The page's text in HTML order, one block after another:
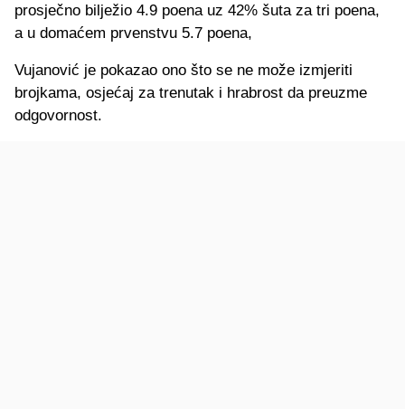
prosječno bilježio 4.9 poena uz 42% šuta za tri poena,
a u domaćem prvenstvu 5.7 poena,
Vujanović je pokazao ono što se ne može izmjeriti
brojkama, osjećaj za trenutak i hrabrost da preuzme
odgovornost.